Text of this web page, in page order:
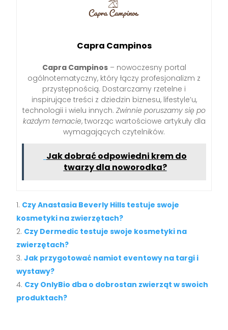
Capra Campinos
Capra Campinos– nowoczesny portal
ogólnotematyczny, który łączy profesjonalizm z
przystępnością. Dostarczamy rzetelne i
inspirujące treści z dziedzin biznesu, lifestyle’u,
technologii i wielu innych. Zwinnie poruszamy się po
każdym temacie, tworząc wartościowe artykuły dla
wymagających czytelników.
Jak dobrać odpowiedni krem do
twarzy dla noworodka?
Czy Anastasia Beverly Hills testuje swoje
kosmetyki na zwierzętach?
Czy Dermedic testuje swoje kosmetyki na
zwierzętach?
Jak przygotować namiot eventowy na targi i
wystawy?
Czy OnlyBio dba o dobrostan zwierząt w swoich
produktach?